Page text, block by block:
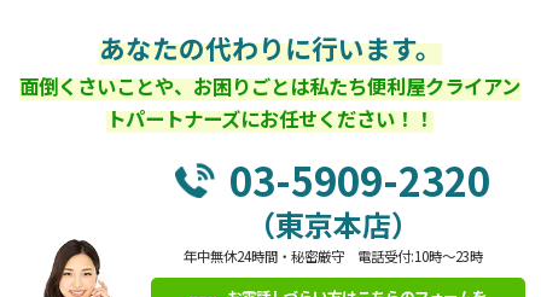
あなたの代わりに行います。
面倒くさいことや、お困りごとは私たち便利屋クライアン
トパートナーズにお任せください！！
03-5909-2320
（東京本店）
年中無休24時間・秘密厳守 電話受付:10時～23時